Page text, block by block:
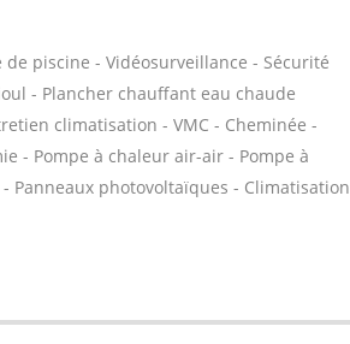
piscine - Vidéosurveillance - Sécurité
- Plancher chauffant eau chaude
climatisation - VMC - Cheminée -
- Pompe à chaleur air-air - Pompe à
Panneaux photovoltaïques - Climatisation